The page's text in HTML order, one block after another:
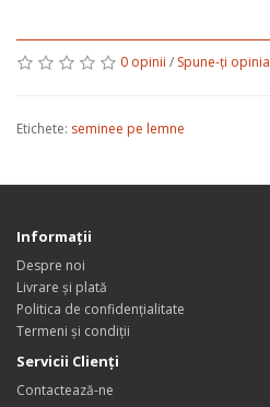
0 opinii / Spune-ţi opinia
Etichete: seminee pe lemne
Informaţii
Despre noi
Livrare și plată
Politica de confidențialitate
Termeni și condiții
Servicii Clienţi
Contactează-ne